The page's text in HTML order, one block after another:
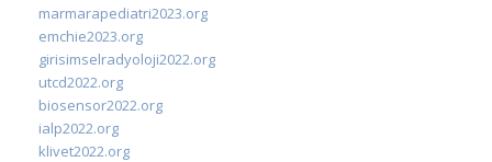
marmarapediatri2023.org
emchie2023.org
girisimselradyoloji2022.org
utcd2022.org
biosensor2022.org
ialp2022.org
klivet2022.org